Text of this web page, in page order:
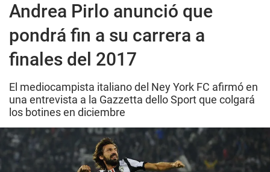
Andrea Pirlo anunció que
pondrá fin a su carrera a
finales del 2017
El mediocampista italiano del Ney York FC afirmó en
una entrevista a la Gazzetta dello Sport que colgará
los botines en diciembre